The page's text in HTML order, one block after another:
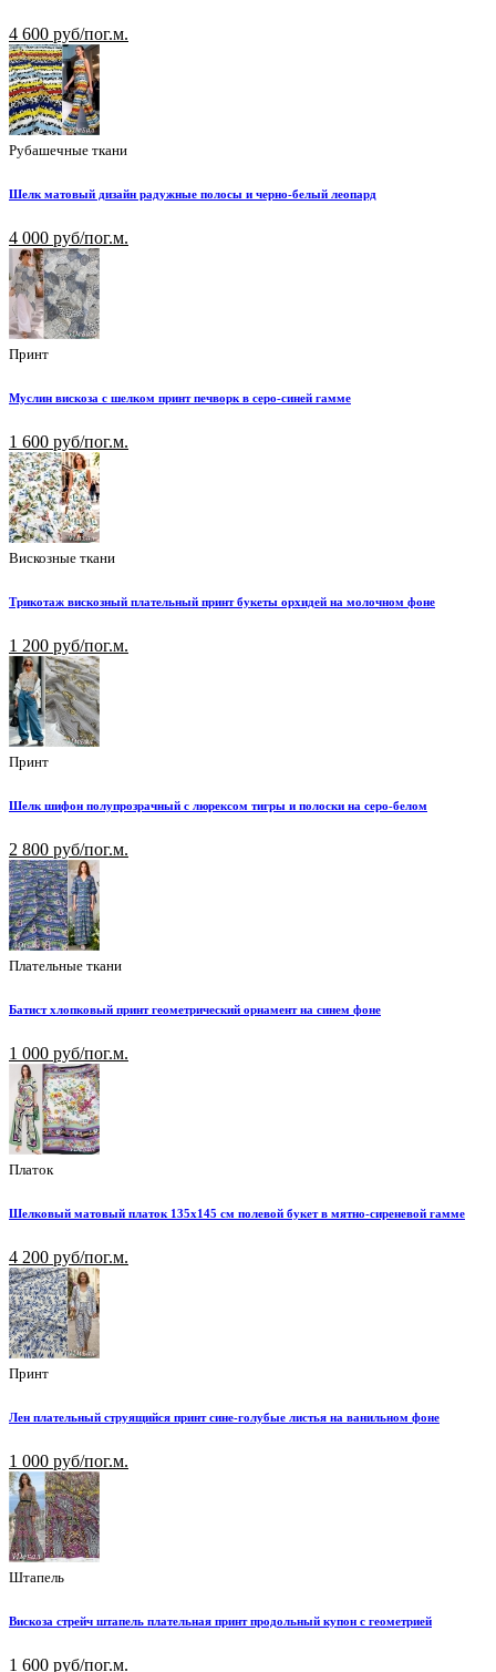
4 600 руб/пог.м.
Рубашечные ткани
Шелк матовый дизайн радужные полосы и черно-белый леопард
4 000 руб/пог.м.
Принт
Муслин вискоза с шелком принт печворк в серо-синей гамме
1 600 руб/пог.м.
Вискозные ткани
Трикотаж вискозный плательный принт букеты орхидей на молочном фоне
1 200 руб/пог.м.
Принт
Шелк шифон полупрозрачный с люрексом тигры и полоски на серо-белом
2 800 руб/пог.м.
Плательные ткани
Батист хлопковый принт геометрический орнамент на синем фоне
1 000 руб/пог.м.
Платок
Шелковый матовый платок 135х145 см полевой букет в мятно-сиреневой гамме
4 200 руб/пог.м.
Принт
Лен плательный струящийся принт сине-голубые листья на ванильном фоне
1 000 руб/пог.м.
Штапель
Вискоза стрейч штапель плательная принт продольный купон с геометрией
1 600 руб/пог.м.